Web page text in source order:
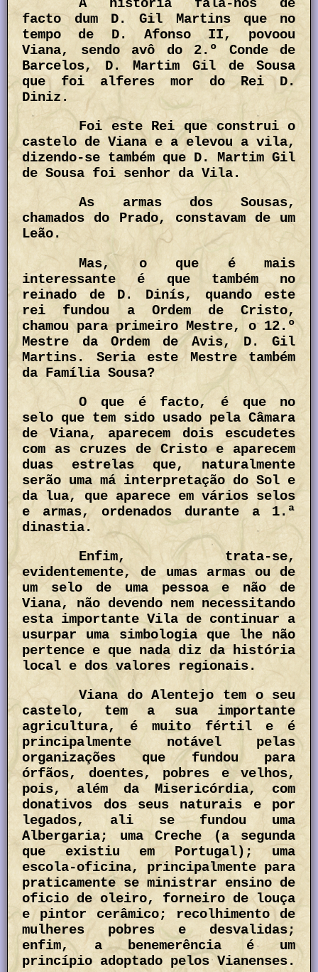
A história fala-nos de
facto dum D. Gil Martins que no
tempo de D. Afonso II, povoou
Viana, sendo avô do 2.º Conde de
Barcelos, D. Martim Gil de Sousa
que foi alferes mor do Rei D.
Diniz.
Foi este Rei que construi o
castelo de Viana e a elevou a vila,
dizendo-se também que D. Martim Gil
de Sousa foi senhor da Vila.
As armas dos Sousas,
chamados do Prado, constavam de um
Leão.
Mas, o que é mais
interessante é que também no
reinado de D. Dinís, quando este
rei fundou a Ordem de Cristo,
chamou para primeiro Mestre, o 12.º
Mestre da Ordem de Avis, D. Gil
Martins. Seria este Mestre também
da Família Sousa?
O que é facto, é que no
selo que tem sido usado pela Câmara
de Viana, aparecem dois escudetes
com as cruzes de Cristo e aparecem
duas estrelas que, naturalmente
serão uma má interpretação do Sol e
da lua, que aparece em vários selos
e armas, ordenados durante a 1.ª
dinastia.
Enfim, trata-se,
evidentemente, de umas armas ou de
um selo de uma pessoa e não de
Viana, não devendo nem necessitando
esta importante Vila de continuar a
usurpar uma simbologia que lhe não
pertence e que nada diz da história
local e dos valores regionais.
Viana do Alentejo tem o seu
castelo, tem a sua importante
agricultura, é muito fértil e é
principalmente notável pelas
organizações que fundou para
órfãos, doentes, pobres e velhos,
pois, além da Misericórdia, com
donativos dos seus naturais e por
legados, ali se fundou uma
Albergaria; uma Creche (a segunda
que existiu em Portugal); uma
escola-oficina, principalmente para
praticamente se ministrar ensino de
oficio de oleiro, forneiro de louça
e pintor cerâmico; recolhimento de
mulheres pobres e desvalidas;
enfim, a benemerência é um
princípio adoptado pelos Vianenses.